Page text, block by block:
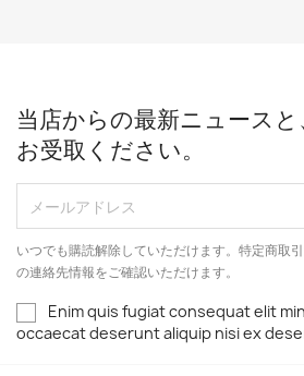
当店からの最新ニュース
お受取ください。
いつでも購読解除していただけます。特定商取
の連絡先情報をご確認いただけます。
Enim quis fugiat consequat elit
occaecat deserunt aliquip nisi ex